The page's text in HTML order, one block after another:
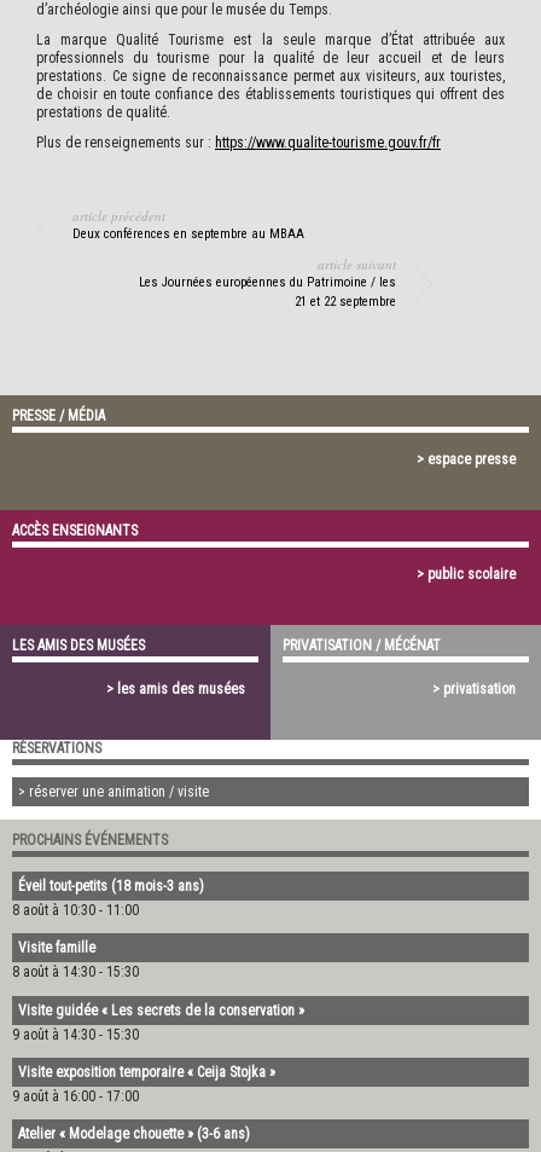
d’archéologie ainsi que pour le musée du Temps.
La marque Qualité Tourisme est la seule marque d’État attribuée aux
professionnels du tourisme pour la qualité de leur accueil et de leurs
prestations. Ce signe de reconnaissance permet aux visiteurs, aux touristes,
de choisir en toute confiance des établissements touristiques qui offrent des
prestations de qualité.
Plus de renseignements sur : https://www.qualite-tourisme.gouv.fr/fr
article précédent
Deux conférences en septembre au MBAA
article suivant
Les Journées européennes du Patrimoine / les
21 et 22 septembre
PRESSE / MÉDIA
> espace presse
ACCÈS ENSEIGNANTS
> public scolaire
LES AMIS DES MUSÉES
> les amis des musées
PRIVATISATION / MÉCÉNAT
> privatisation
RÉSERVATIONS
> réserver une animation / visite
PROCHAINS ÉVÉNEMENTS
Éveil tout-petits (18 mois-3 ans)
8 août à 10:30 - 11:00
Visite famille
8 août à 14:30 - 15:30
Visite guidée « Les secrets de la conservation »
9 août à 14:30 - 15:30
Visite exposition temporaire « Ceija Stojka »
9 août à 16:00 - 17:00
Atelier « Modelage chouette » (3-6 ans)